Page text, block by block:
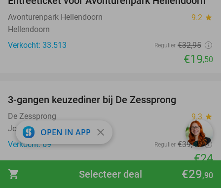
shopping_cart €29,90
Selecteer deal
41%
Avonturenpark Hellendoorn 9.2 star
Hellendoorn
Verkocht: 33.513
Regulier €32,95
€19,50
3-gangen keuzediner bij De Zessprong
De Zessprong 9.3 star
Joppe
Verkocht: 69
Regulier €39,45
€24
favorite_border
OPEN IN APP close